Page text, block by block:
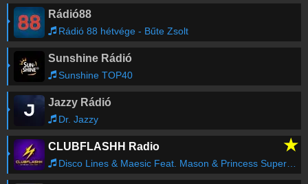
Rádió88
Rádió 88 hétvége - Bűte Zsolt
Sunshine Rádió
Sunshine TOP40
Jazzy Rádió
Dr. Jazzy
CLUBFLASHH Radio ★
Disco Lines & Maesic Feat. Mason & Princess Superstar - Push It (Extended Mix)